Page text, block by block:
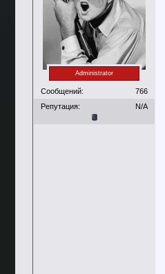
Administrator
Сообщений:
766
Репутация:
N/A